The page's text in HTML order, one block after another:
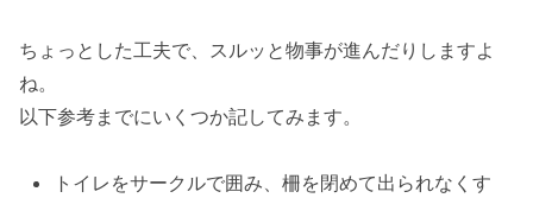
ちょっとした工夫で、スルッと物事が進んだりしますよ
ね。
以下参考までにいくつか記してみます。
トイレをサークルで囲み、柵を閉めて出られなくす